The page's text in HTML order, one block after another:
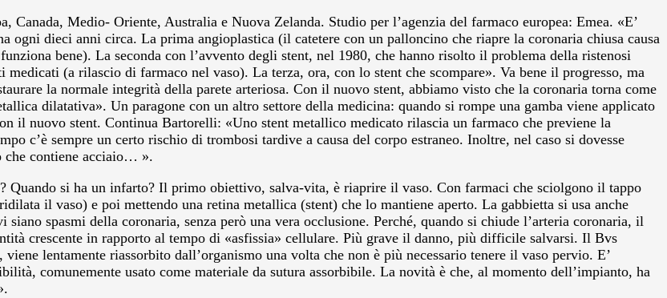
Medio- Oriente, Australia e Nuova Zelanda. Studio per l’agenzia del farmaco europea: Emea. «E’
dieci anni circa. La prima angioplastica (il catetere con un palloncino che riapre la coronaria chiusa causa
bene). La seconda con l’avvento degli stent, nel 1980, che hanno risolto il problema della ristenosi
(a rilascio di farmaco nel vaso). La terza, ora, con lo stent che scompare». Va bene il progresso, ma
la normale integrità della parete arteriosa. Con il nuovo stent, abbiamo visto che la coronaria torna come
dilatativa». Un paragone con un altro settore della medicina: quando si rompe una gamba viene applicato
il nuovo stent. Continua Bartorelli: «Uno stent metallico medicato rilascia un farmaco che previene la
c’è sempre un certo rischio di trombosi tardive a causa del corpo estraneo. Inoltre, nel caso si dovesse
che contiene acciaio… ».
Quando si ha un infarto? Il primo obiettivo, salva-vita, è riaprire il vaso. Con farmaci che sciolgono il tappo
il vaso) e poi mettendo una retina metallica (stent) che lo mantiene aperto. La gabbietta si usa anche
spasmi della coronaria, senza però una vera occlusione. Perché, quando si chiude l’arteria coronaria, il
crescente in rapporto al tempo di «asfissia» cellulare. Più grave il danno, più difficile salvarsi. Il Bvs
lentamente riassorbito dall’organismo una volta che non è più necessario tenere il vaso pervio. E’
comunemente usato come materiale da sutura assorbibile. La novità è che, al momento dell’impianto, ha